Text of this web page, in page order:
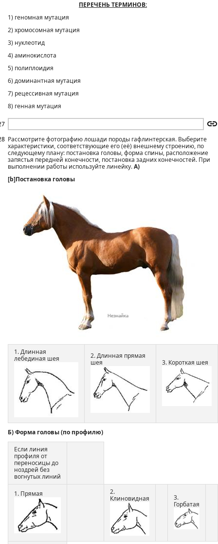
ПЕРЕЧЕНЬ ТЕРМИНОВ:
1) геномная мутация
2) хромосомная мутация
3) нуклеотид
4) аминокислота
5) полиплоидия
6) доминантная мутация
7) рецессивная мутация
8) генная мутация
Рассмотрите фотографию лошади породы гафлинтерская. Выберите
характеристики, соответствующие его (её) внешнему строению, по
следующему плану: постановка головы, форма спины, расположение
запястья передней конечности, постановка задних конечностей. При
выполнении работы используйте линейку.А)
[b]Постановка головы
1. Длинная
лебединая шея
2. Длинная прямая
шея
3. Короткая шея
Б) Форма головы (по профилю)
Если линия
профиля от
переносицы до
ноздрей без
вогнутых линий
1. Прямая
2.
Клиновидная
3.
Горбатая